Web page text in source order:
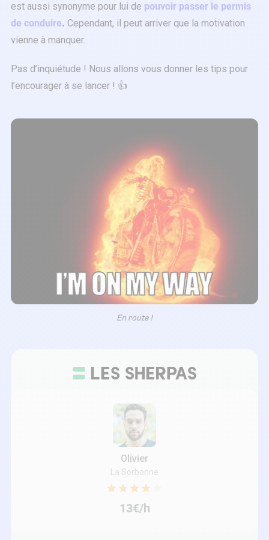
est aussi synonyme pour lui de pouvoir passer le permis
de conduire. Cependant, il peut arriver que la motivation
vienne à manquer.
Pas d’inquiétude ! Nous allons vous donner les tips pour
l’encourager à se lancer ! 👍
En route !
Olivier
La Sorbonne
13€/h